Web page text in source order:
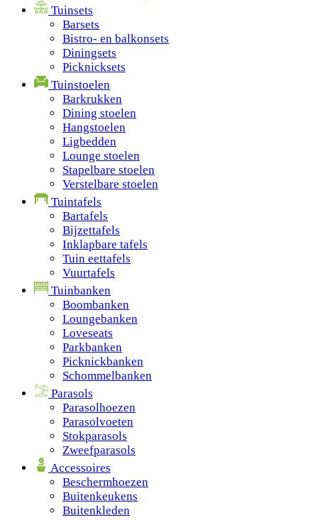
Tuinsets
Barsets
Bistro- en balkonsets
Diningsets
Picknicksets
Tuinstoelen
Barkrukken
Dining stoelen
Hangstoelen
Ligbedden
Lounge stoelen
Stapelbare stoelen
Verstelbare stoelen
Tuintafels
Bartafels
Bijzettafels
Inklapbare tafels
Tuin eettafels
Vuurtafels
Tuinbanken
Boombanken
Loungebanken
Loveseats
Parkbanken
Picknickbanken
Schommelbanken
Parasols
Parasolhoezen
Parasolvoeten
Stokparasols
Zweefparasols
Accessoires
Beschermhoezen
Buitenkeukens
Buitenkleden